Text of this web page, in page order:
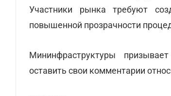
Участники рынка требуют
повышенной прозрачности
Мининфраструктуры
оставить свои комментарии